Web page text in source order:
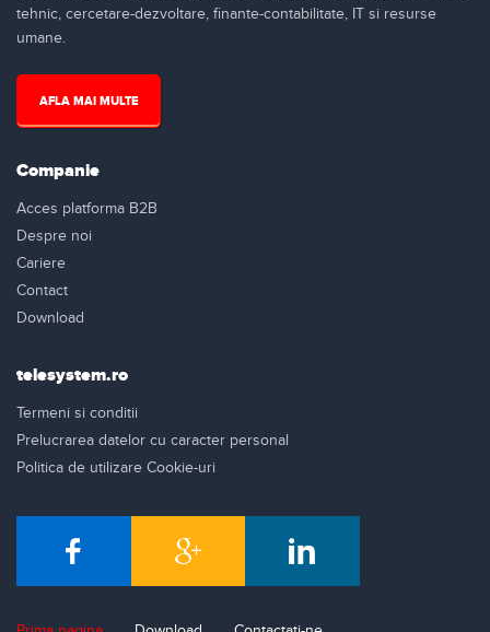
tehnic, cercetare-dezvoltare, finante-contabilitate, IT si resurse
umane.
AFLA MAI MULTE
Companie
Acces platforma B2B
Despre noi
Cariere
Contact
Download
telesystem.ro
Termeni si conditii
Prelucrarea datelor cu caracter personal
Politica de utilizare Cookie-uri